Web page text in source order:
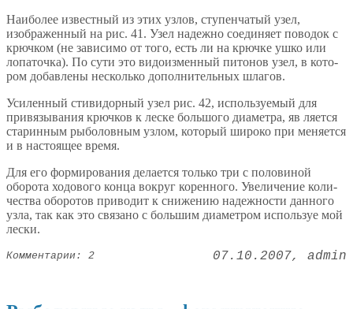
Наиболее известный из этих узлов, ступенчатый узел,
изображенный на рис. 41. Узел надежно соединяет поводок с
крючком (не зависимо от того, есть ли на крючке ушко или
лопаточка). По сути это видоизменный питонов узел, в кото­
ром добавлены несколько дополнительных шлагов.
Усиленный стивидорный узел рис. 42, используемый для
привязывания крючков к леске большого диаметра, яв­ ляется
старинным рыболовным узлом, который широко при­ меняется
и в настоящее время.
Для его формирования делается только три с половиной
оборота ходового конца вокруг коренного. Увеличение коли­
чества оборотов приводит к снижению надежности данного
узла, так как это связано с большим диаметром используе­ мой
лески.
Комментарии: 2 07.10.2007 admin